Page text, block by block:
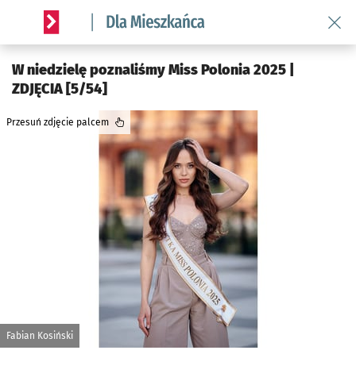
Serwis informacyjny wroclaw.pl podserwis: Dla mieszkańca
W niedzielę poznaliśmy Miss Polonia 2025 |
ZDJĘCIA [5/54]
Fabian Kosiński
Przesuń zdjęcie palcem